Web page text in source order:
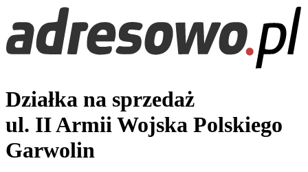
Działka na sprzedaż
ul. II Armii Wojska Polskiego
Garwolin